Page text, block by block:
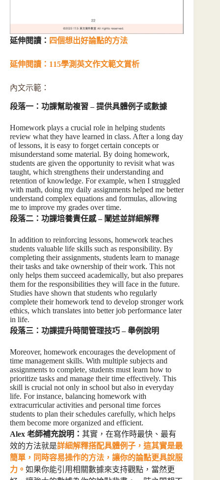
延伸閱讀： 四個想出好論點的方法
延伸閱讀： 115學測英文作文範文賞析
內文示範：
段落一：功課幫助複習 – 提供具體例子或數據
Homework plays a crucial role in helping students
review what they have learned in class. After a long day
of lessons, it is easy to forget certain concepts or
misunderstand some material. By doing homework,
students are given the opportunity to revisit what was
taught, which strengthens their understanding and
retention of knowledge. For example, when I struggled
with math, doing my daily assignments helped me better
understand complex equations and formulas, allowing
me to improve my grades over time.
段落二：功課培養責任感 – 闡述並詳細解釋
In addition to reinforcing lessons, homework teaches
students valuable life skills such as responsibility. By
completing their assignments, students learn to manage
their tasks and take ownership of their work. This not
only helps them succeed academically, but also prepares
them for the responsibilities they will face in the future.
Studies have shown that students who regularly
complete their homework tend to develop stronger work
ethics, which translates into better job performance later
in life.
段落三：功課提升時間管理技巧 – 舉例說明
Moreover, homework encourages the development of
time management skills. With multiple subjects and
assignments to complete, students must learn how to
prioritize tasks and manage their time effectively. This
skill is crucial not only in school but also in everyday
life. For instance, balancing homework with
extracurricular activities and personal time forces
students to plan their schedules carefully, which helps
them become more organized and efficient.
Alex 老師補充說明： 其實，在寫作時最快、最有
效的方法就是詳細解釋搭配具體例子，這其實是最
簡單，同時容易操作的方法，讓你的論點更具說服
力。 如果你能引用相關數據來支持觀點，當然更